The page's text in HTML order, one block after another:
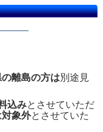
離島の方は別途見
込みとさせていただ
象外とさせていた